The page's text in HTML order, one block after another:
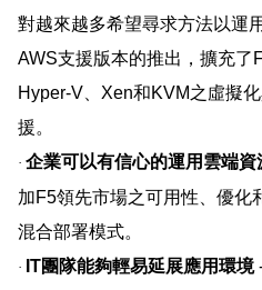
對越來越多希望尋求方法以運
AWS支援版本的推出，擴充了
Hyper-V、 Xen和KVM之虛擬
援。
· 企業可以有信心的運用雲端資
加F5領先市場之可用性、優化
混合部署模式。
· IT團隊能夠輕易延展應用環境